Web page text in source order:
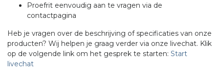
Proefrit eenvoudig aan te vragen via de
contactpagina
Heb je vragen over de beschrijving of specificaties van onze
producten? Wij helpen je graag verder via onze livechat. Klik
op de volgende link om het gesprek te starten: Start
livechat